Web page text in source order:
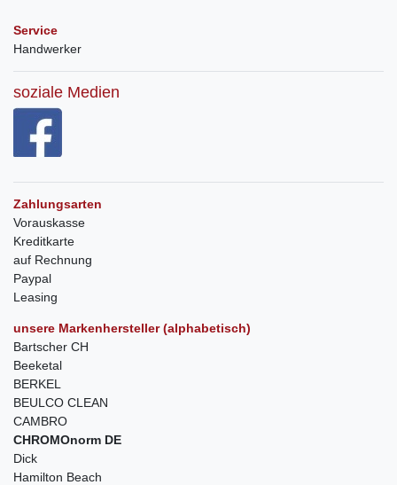
Service
Handwerker
soziale Medien
Zahlungsarten
Vorauskasse
Kreditkarte
auf Rechnung
Paypal
Leasing
unsere Markenhersteller (alphabetisch)
Bartscher CH
Beeketal
BERKEL
BEULCO CLEAN
CAMBRO
CHROMOnorm DE
Dick
Hamilton Beach